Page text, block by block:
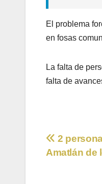
El problema
en fosas
La falta de
falta de
2
Amatlán de